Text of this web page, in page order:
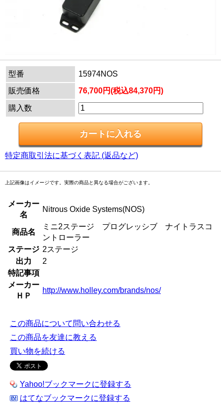
型番
15974NOS
販売価格
76,700円(税込84,370円)
購入数
特定商取引法に基づく表記 (返品など)
上記画像はイメージです。実際の商品と異なる場合がございます。
メーカー
名
Nitrous Oxide Systems(NOS)
商品名
ミニ2ステージ プログレッシブ ナイトラスコ
ントローラー
ステージ 2ステージ
出力
2
特記事項
メーカー
ＨＰ
http://www.holley.com/brands/nos/
この商品について問い合わせる
この商品を友達に教える
買い物を続ける
Yahoo!ブックマークに登録する
はてなブックマークに登録する